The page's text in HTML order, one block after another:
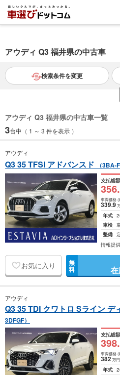
アウディ Q3 福井県の中古車
検索条件を変更
アウディ Q3 福井県の中古車一覧
3台中（ 1 ～ 3 件を表示 ）
アウディ
Q3 35 TFSI アドバンスド （3BA-
支払総額
356
車両価格(
339.9
年式
車検
整備
情報提供
お気に入り 無
料
アウディ
Q3 35 TDI クワトロ Sライン デ
3DFGF）
支払総額
398
車両価格(
382万円
年式